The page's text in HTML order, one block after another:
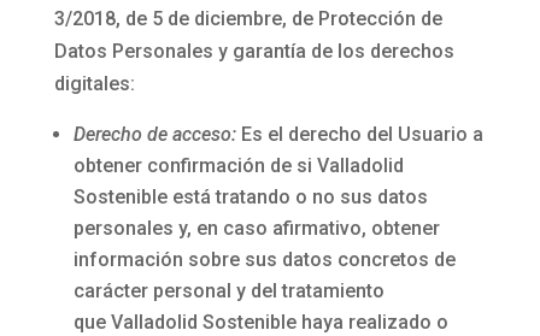
3/2018, de 5 de diciembre, de Protección de
Datos Personales y garantía de los derechos
digitales:
Derecho de acceso:Es el derecho del Usuario a
obtener confirmación de si Valladolid
Sostenibleestá tratando o no sus datos
personales y, en caso afirmativo, obtener
información sobre sus datos concretos de
carácter personal y del tratamiento
que Valladolid Sosteniblehaya realizado o